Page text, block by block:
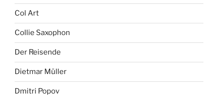
Col Art
Collie Saxophon
Der Reisende
Dietmar Müller
Dmitri Popov